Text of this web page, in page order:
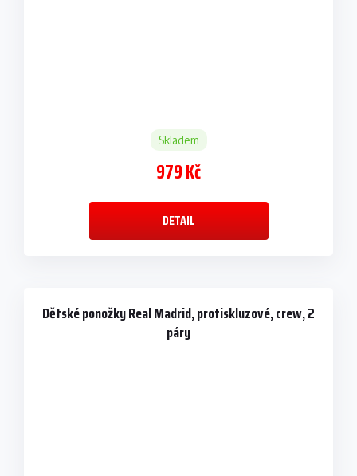
Skladem
979 Kč
DETAIL
Dětské ponožky Real Madrid, protiskluzové, crew, 2
páry